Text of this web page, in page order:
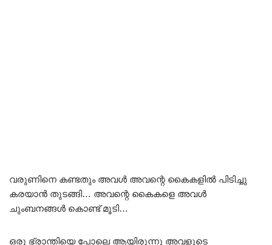
വരുണിനെ കണ്ടതും അവൾ അവന്റെ കൈകളിൽ പിടിച്ചു
കരയാൻ തുടങ്ങി… അവന്റെ കൈകളെ അവൾ
ചുംബനങ്ങൾ കൊണ്ട് മൂടി…
ഒരു ഭ്രാന്തിയെ പോലെ ആയിരുന്നു അവളുടെ